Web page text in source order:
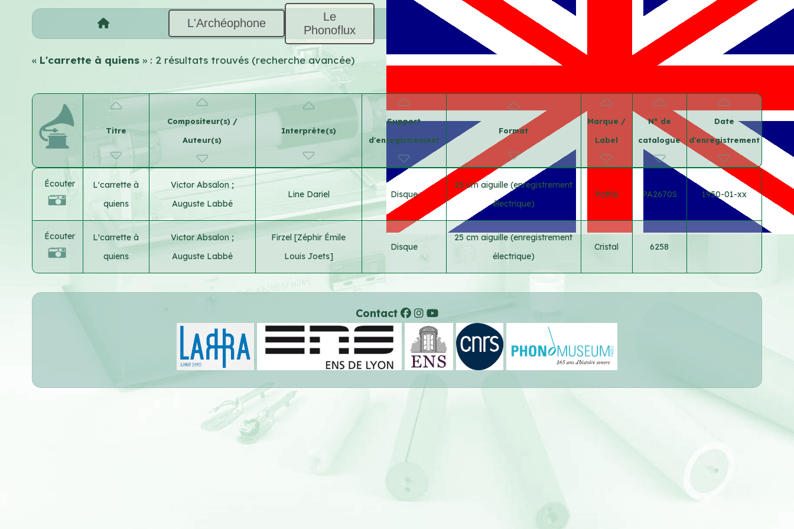
L'Archéophone
Le
Phonoflux
«L'carrette à quiens » : 2 résultats trouvés (recherche avancée)
Titre
Compositeur(s) /
Auteur(s)
Interprète(s)
Support
d'enregistrement
Format
Marque /
Label
N° de
catalogue
Date
d'enregistrement
Écouter
L'carrette à
quiens
Victor Absalon ;
Auguste Labbé
Line Dariel Disque
25 cm aiguille (enregistrement
électrique)
Pathé PA2670S 1950-01-xx
Écouter
L'carrette à
quiens
Victor Absalon ;
Auguste Labbé
Firzel [Zéphir Émile
Louis Joets]
Disque
25 cm aiguille (enregistrement
électrique)
Cristal 6258
Contact